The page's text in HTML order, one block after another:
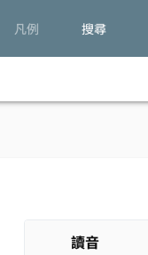
凡例 搜尋
讀音